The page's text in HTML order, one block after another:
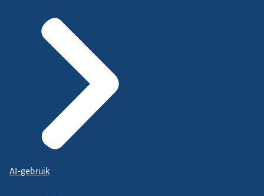
AI-gebruik